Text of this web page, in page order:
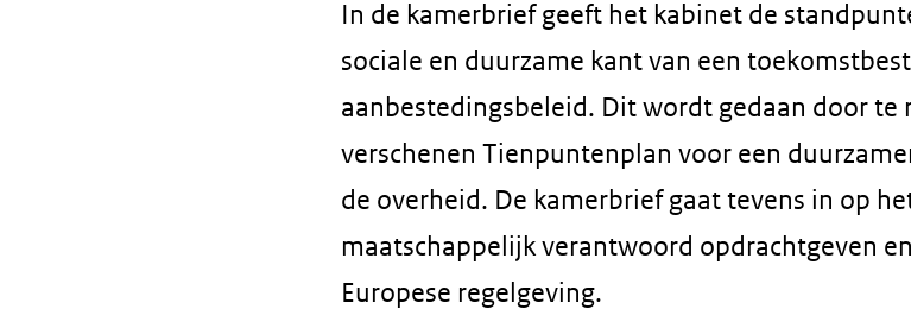
In de kamerbrief geeft het kabinet de
sociale en duurzame kant van een
aanbestedingsbeleid. Dit wordt gedaan door te
verschenen Tienpuntenplan voor een
de overheid. De kamerbrief gaat tevens in op
maatschappelijk verantwoord opdrachtgeven
Europese regelgeving.